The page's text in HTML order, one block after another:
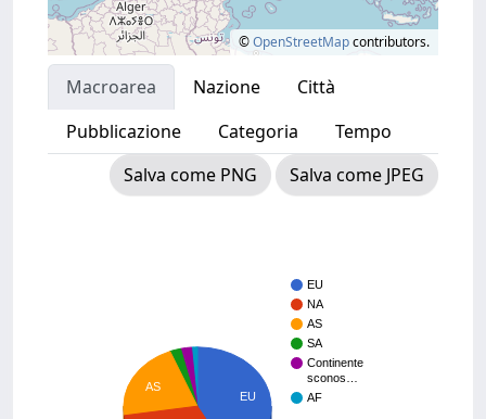
©OpenStreetMapcontributors.
Macroarea Nazione
Città
Pubblicazione
Categoria
Tempo
Salva come PNG
Salva come JPEG
EU
NA
AS
SA
Continente
sconos…
AF
EU
AS